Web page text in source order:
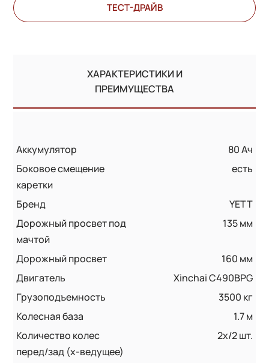
ТЕСТ-ДРАЙВ
ХАРАКТЕРИСТИКИ И
ПРЕИМУЩЕСТВА
Аккумулятор
80 Ач
Боковое смещение
каретки
есть
Бренд
YETT
Дорожный просвет под
мачтой
135 мм
Дорожный просвет
160 мм
Двигатель
Xinchai C490BPG
Грузоподъемность
3500 кг
Колесная база
1.7 м
Количество колес
перед/зад (x-ведущее)
2x/2 шт.